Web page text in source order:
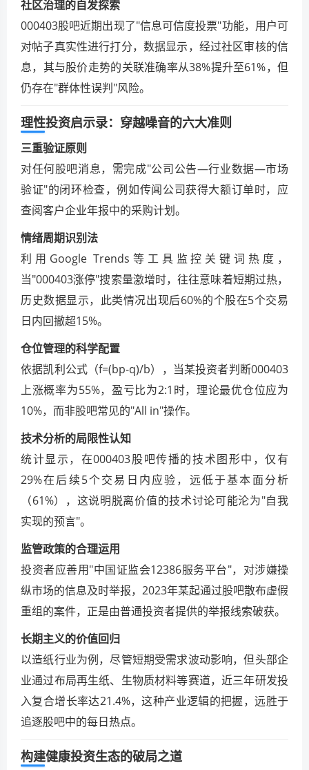
社区治理的自发探索
000403股吧近期出现了"信息可信度投票"功能，用户可
对帖子真实性进行打分，数据显示，经过社区审核的信
息，其与股价走势的关联准确率从38%提升至61%，但
仍存在"群体性误判"风险。
理性投资启示录：穿越噪音的六大准则
三重验证原则
对任何股吧消息，需完成"公司公告—行业数据—市场
验证"的闭环检查，例如传闻公司获得大额订单时，应
查阅客户企业年报中的采购计划。
情绪周期识别法
利用Google Trends等工具监控关键词热度，
当"000403涨停"搜索量激增时，往往意味着短期过热，
历史数据显示，此类情况出现后60%的个股在5个交易
日内回撤超15%。
仓位管理的科学配置
依据凯利公式（f=(bp-q)/b），当某投资者判断000403
上涨概率为55%，盈亏比为2:1时，理论最优仓位应为
10%，而非股吧常见的"All in"操作。
技术分析的局限性认知
统计显示，在000403股吧传播的技术图形中，仅有
29%在后续5个交易日内应验，远低于基本面分析
（61%），这说明脱离价值的技术讨论可能沦为"自我
实现的预言"。
监管政策的合理运用
投资者应善用"中国证监会12386服务平台"，对涉嫌操
纵市场的信息及时举报，2023年某起通过股吧散布虚假
重组的案件，正是由普通投资者提供的举报线索破获。
长期主义的价值回归
以造纸行业为例，尽管短期受需求波动影响，但头部企
业通过布局再生纸、生物质材料等赛道，近三年研发投
入复合增长率达21.4%，这种产业逻辑的把握，远胜于
追逐股吧中的每日热点。
构建健康投资生态的破局之道